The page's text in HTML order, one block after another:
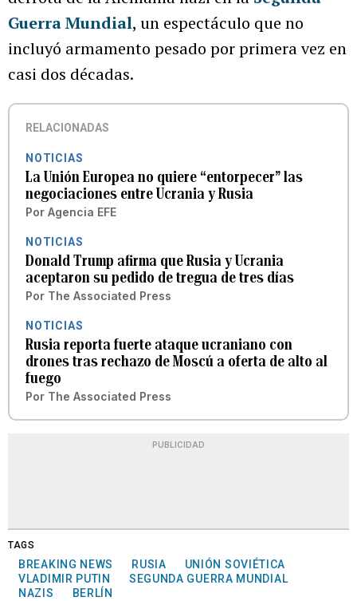
Guerra Mundial, un espectáculo que no
incluyó armamento pesado por primera vez en
casi dos décadas.
RELACIONADAS
NOTICIAS
La Unión Europea no quiere “entorpecer” las
negociaciones entre Ucrania y Rusia
Por Agencia EFE
NOTICIAS
Donald Trump afirma que Rusia y Ucrania
aceptaron su pedido de tregua de tres días
Por The Associated Press
NOTICIAS
Rusia reporta fuerte ataque ucraniano con
drones tras rechazo de Moscú a oferta de alto al
fuego
Por The Associated Press
PUBLICIDAD
TAGS
BREAKING NEWS RUSIA
UNIÓN SOVIÉTICA
VLADIMIR PUTIN
SEGUNDA GUERRA MUNDIAL
NAZIS
BERLÍN